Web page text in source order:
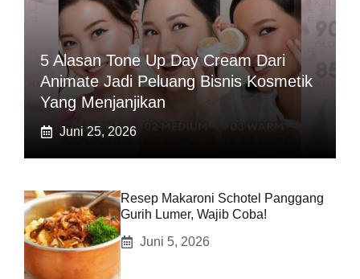
5 Alasan Tone Up Day Cream Dari
Animate Jadi Peluang Bisnis Kosmetik
Yang Menjanjikan
Juni 25, 2026
Resep Makaroni Schotel Panggang
Gurih Lumer, Wajib Coba!
Juni 5, 2026